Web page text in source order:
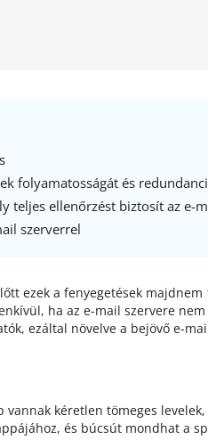
folyamatosságát és
teljes ellenőrzést biztosít az e-
szerverrel
ezek a fenyegetések majdnem
ha az e-mail szervere
ezáltal növelve a bejövő e-
kéretlen tömeges
és búcsút mondhat a